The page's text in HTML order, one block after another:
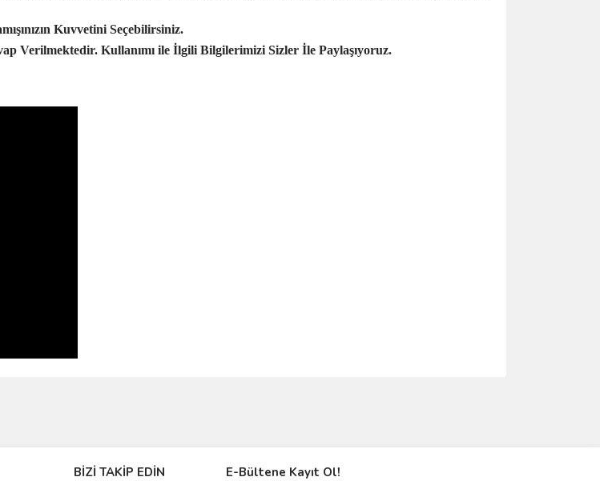
Kuvvetini Seçebilirsiniz.
Verilmektedir. Kullanımı ile İlgili Bilgilerimizi Sizler İle Paylaşıyoruz.
BİZİ TAKİP EDİN E-Bültene Kayıt Ol!